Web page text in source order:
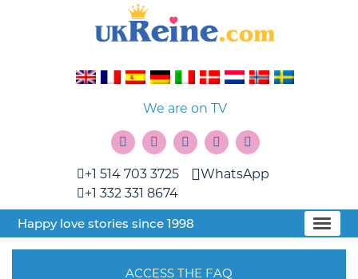
We are on TV
+1 514 703 3725
+1 332 331 8674
WhatsApp
Happy love stories since 1998
ACCESS THE FAQ